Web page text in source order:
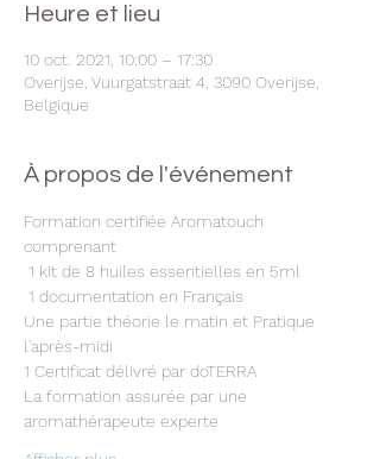
Heure et lieu
10 oct. 2021, 10:00 – 17:30
Overijse, Vuurgatstraat 4, 3090 Overijse,
Belgique
À propos de l'événement
Formation certifiée Aromatouch
comprenant
1 kit de 8 huiles essentielles en 5ml
1 documentation en Français
Une partie théorie le matin et Pratique
l'après-midi
1 Certificat délivré par doTERRA
La formation assurée par une
aromathérapeute experte